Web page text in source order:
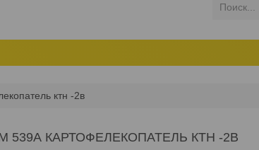
ктн -2в
539А КАРТОФЕЛЕКОПАТЕЛЬ КТН -2В